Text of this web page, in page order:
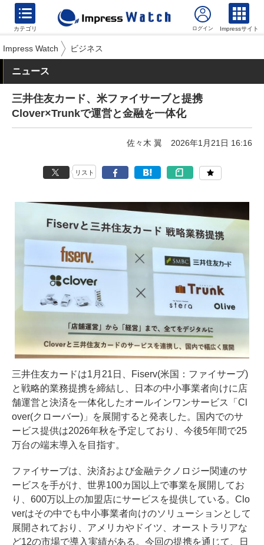
カテゴリ Impressサイト
Impress Watch ビジネス
ニュース
三井住友カード、米ファイサーブと提携
Clover×Trunkで運営と金融を一体化
佐々木 翼 2026年1月21日 16:16
リスト
三井住友カードは1月21日、Fiserv(米国：ファイサーブ)
と戦略的業務提携を締結し、日本の中小事業者向けに店
舗運営と決済を一体化したオールインワンサービス「Cl
over(クローバー)」を展開すると発表した。国内でのサ
ービス提供は2026年秋を予定しており、今後5年間で25
万台の端末導入を目指す。
ファイサーブは、決済および金融テクノロジー関連のサ
ービスを手がけ、世界100カ国以上で事業を展開してお
り、600万以上の加盟店にサービスを提供している。Clo
verはその中でも中小事業者向けのソリューションとして
展開されており、アメリカやドイツ、オーストラリアな
ど12の市場で導入実績がある。今回の提携を通じて、日